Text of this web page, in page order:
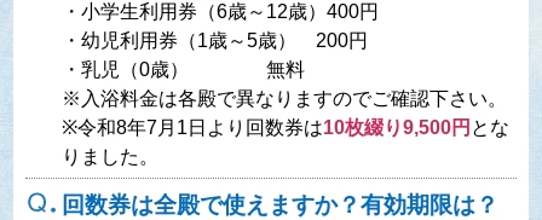
・小学生利用券（6歳～12歳）400円
・幼児利用券（1歳～5歳） 200円
・乳児（0歳） 無料
※入浴料金は各殿で異なりますのでご確認下さい。
※令和8年7月1日より回数券は10枚綴り9,500円 とな
りました。
回数券は全殿で使えますか？有効期限は？